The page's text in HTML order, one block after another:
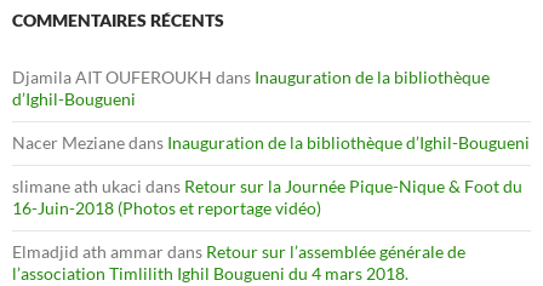
COMMENTAIRES RÉCENTS
Djamila AIT OUFEROUKH dans Inauguration de la bibliothèque
d’Ighil-Bougueni
Nacer Mezianedans Inauguration de la bibliothèque d’Ighil-Bougueni
slimane ath ukaci dans Retour sur la Journée Pique-Nique & Foot du
16-Juin-2018 (Photos et reportage vidéo)
Elmadjid ath ammardans Retour sur l’assemblée générale de
l’association Timlilith Ighil Bougueni du 4 mars 2018.